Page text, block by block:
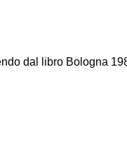
dal libro Bologna